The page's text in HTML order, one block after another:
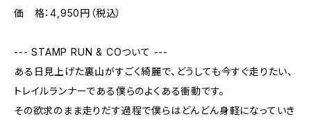
価 格：4,950円（税込）
--- STAMP RUN & COついて ---
ある日見上げた裏山がすごく綺麗で、どうしても今すぐ走りたい、
トレイルランナーである僕らのよくある衝動です。
その欲求のまま走りだす過程で僕らはどんどん身軽になっていき